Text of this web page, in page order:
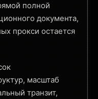
полной
документа,
прокси остается
масштаб
транзит,